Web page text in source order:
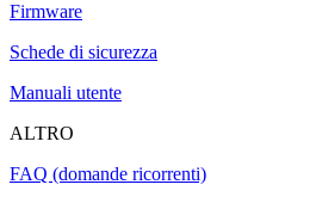
Firmware
Schede di sicurezza
Manuali utente
ALTRO
FAQ (domande ricorrenti)